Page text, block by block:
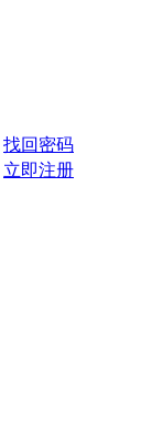
找回密码
立即注册